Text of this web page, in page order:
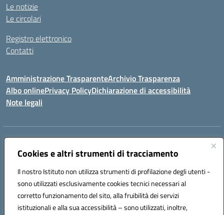
Cookies e altri strumenti di tracciamento
Il nostro Istituto non utilizza strumenti di profilazione degli utenti -
sono utilizzati esclusivamente cookies tecnici necessari al
corretto funzionamento del sito, alla fruibilità dei servizi
istituzionali e alla sua accessibilità – sono utilizzati, inoltre,
Le notizie
Le circolari
Registro elettronico
Contatti
Amministrazione TrasparenteArchivio Trasparenza
Albo onlinePrivacy PolicyDichiarazione di accessibilità
Note legali
Indirizzo:
Centralino:096721161 Email:czic869004@istruzione.it
Codice fiscale: 84000710792
Codice meccanografico:
CZIC869004
Codice unico di fatturazione (CUF): UFKGA0